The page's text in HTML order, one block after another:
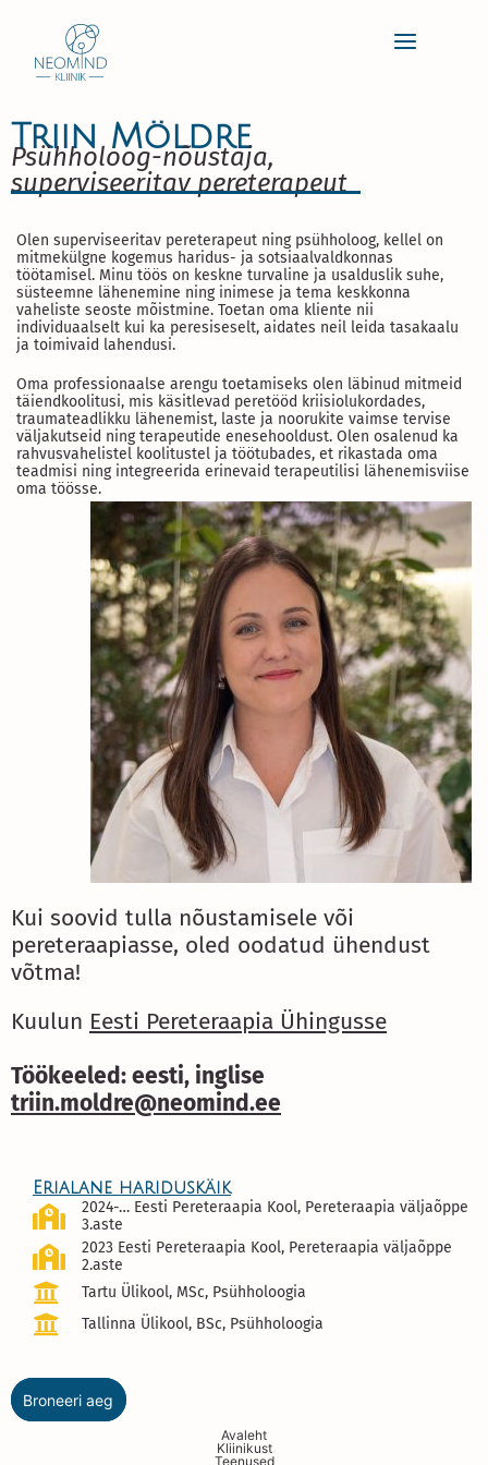
Menu
Triin Möldre
Psühholoog-nõustaja,
superviseeritav pereterapeut
Olen superviseeritav pereterapeut ning psühholoog, kellel on
mitmekülgne kogemus haridus- ja sotsiaalvaldkonnas
töötamisel. Minu töös on keskne turvaline ja usalduslik suhe,
süsteemne lähenemine ning inimese ja tema keskkonna
vaheliste seoste mõistmine. Toetan oma kliente nii
individuaalselt kui ka peresiseselt, aidates neil leida tasakaalu
ja toimivaid lahendusi.
Oma professionaalse arengu toetamiseks olen läbinud mitmeid
täiendkoolitusi, mis käsitlevad peretööd kriisiolukordades,
traumateadlikku lähenemist, laste ja noorukite vaimse tervise
väljakutseid ning terapeutide enesehooldust. Olen osalenud ka
rahvusvahelistel koolitustel ja töötubades, et rikastada oma
teadmisi ning integreerida erinevaid terapeutilisi lähenemisviise
oma töösse.
Kui soovid tulla nõustamisele või
pereteraapiasse, oled oodatud ühendust
võtma!
Kuulun Eesti Pereteraapia Ühingusse
Töökeeled: eesti, inglise
triin.moldre@neomind.ee
Erialane hariduskäik
2024-… Eesti Pereteraapia Kool, Pereteraapia väljaõppe
3.aste
2023 Eesti Pereteraapia Kool, Pereteraapia väljaõppe
2.aste
Tartu Ülikool, MSc, Psühholoogia
Tallinna Ülikool, BSc, Psühholoogia
Broneeri aeg
Avaleht
Kliinikust
Teenused